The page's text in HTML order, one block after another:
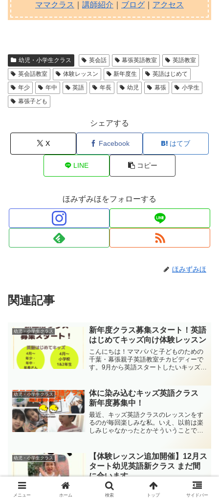
ママクラス
講師紹介 ブログ アクセス
幼児・小学生クラス 英会話 幕張英語教室
英語教室
英会話教室
体験レッスン 新年度生
英語はじめて
年少
年中 英語 年長 幼児 幕張
小学生
幕張子ども
シェアする
X Facebook はてブ
LINE コピー
ほみずみほをフォローする
ほみずみほ
関連記事
幼児・小学生クラス
新年度クラス募集スタート！英語
はじめてキッズ向け体験レッスン
こんにちは！ママパパと子どものための
千葉・幕張親子英語教室チカビディーで
す。9月から英語スタートしたいキッズ向
ようと思ってたけど、タイミングを逃し
た！」「迷ってるけど...
幼児・小学生クラス
体に染み込むキッズ英語クラス
新年度募集中！
最近、キッズ英語クラスのレッスンをす
るのが毎回楽しみな私。いえ、以前は楽
しみじゃなかったとかそういうことでは
変わってきたように感じているのです。
その理由は、Rhymoe...
幼児・小学生クラス
【体験レッスン追加開催】12月ス
タート幼児英語新クラス まだ間
に合います
こんにちは！ママパパと子どものための
千葉・幕張親子英語教室チカビディーで
メニュー ホーム 検索 トップ サイドバー